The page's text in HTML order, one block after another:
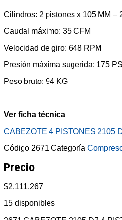
Cilindros: 2 pistones x 105 MM –
Caudal máximo: 35 CFM
Velocidad de giro: 648 RPM
Presión máxima sugerida: 175
Peso bruto: 94 KG
Ver ficha técnica
CABEZOTE 4 PISTONES 2105
Código 2671 Categoría
Precio
$2.111.267
15 disponibles